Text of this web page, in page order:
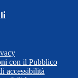
con il Pubblico
accessibilità